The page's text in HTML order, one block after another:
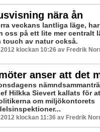
nära ån
veckans lantliga läge,
oss på ett lite mer centralt
touch av natur också.
klockan 10:26 av Fredrik
anser att det
Hilkka Sievert kallats för
om miljökontorets
klockan 11:36 av Fredrik